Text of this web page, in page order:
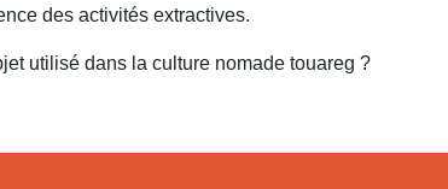
des activités extractives.
utilisé dans la culture nomade touareg ?